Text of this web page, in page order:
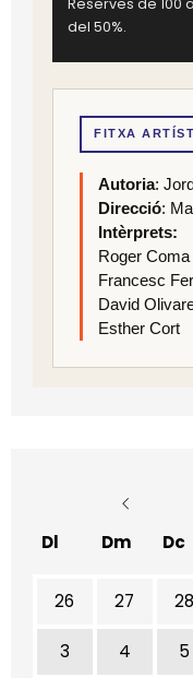
Reserves de 100
del 50%.
FITXA
Autoria:
Direcció:
Intèrprets:
Roger Coma
Francesc
David
Esther Cort
Dl
Dm Dc
26 27 28
3 4 5